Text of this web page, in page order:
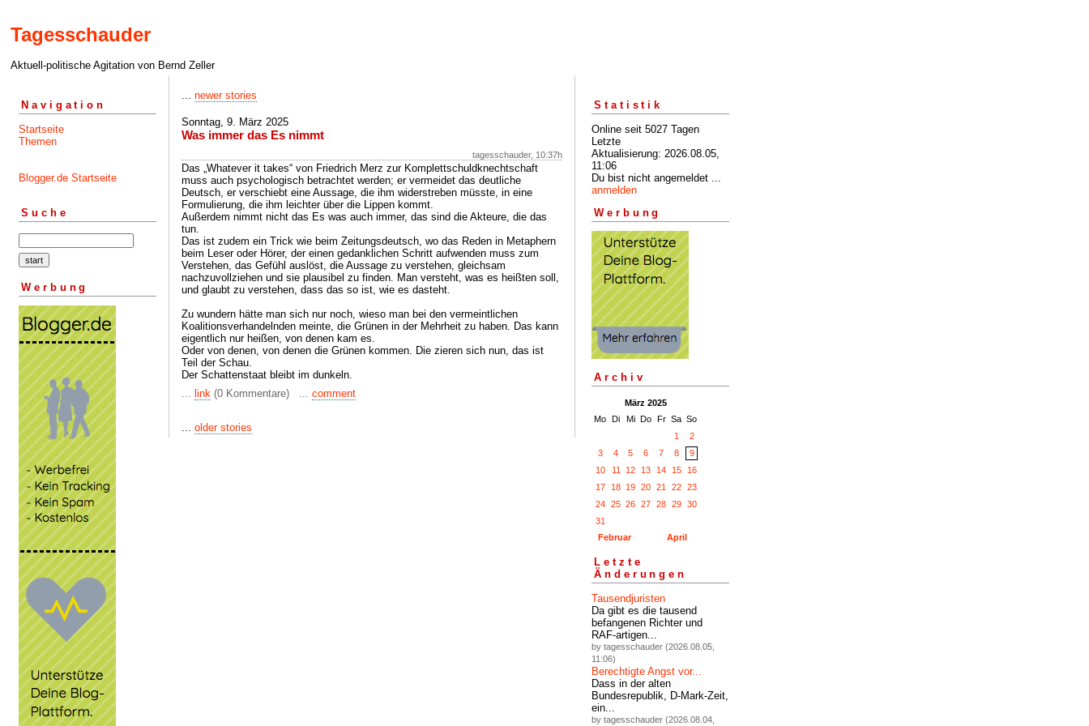
Tagesschauder
Aktuell-politische Agitation von Bernd Zeller
Navigation
Startseite
Themen
Blogger.de Startseite
Suche
Werbung
... newer stories
Sonntag, 9. März 2025
Was immer das Es nimmt
tagesschauder, 10:37h
Das „Whatever it takes“ von Friedrich Merz zur Komplettschuldknechtschaft
muss auch psychologisch betrachtet werden; er vermeidet das deutliche
Deutsch, er verschiebt eine Aussage, die ihm widerstreben müsste, in eine
Formulierung, die ihm leichter über die Lippen kommt.
Außerdem nimmt nicht das Es was auch immer, das sind die Akteure, die das
tun.
Das ist zudem ein Trick wie beim Zeitungsdeutsch, wo das Reden in Metaphern
beim Leser oder Hörer, der einen gedanklichen Schritt aufwenden muss zum
Verstehen, das Gefühl auslöst, die Aussage zu verstehen, gleichsam
nachzuvollziehen und sie plausibel zu finden. Man versteht, was es heißten soll,
und glaubt zu verstehen, dass das so ist, wie es dasteht.
Zu wundern hätte man sich nur noch, wieso man bei den vermeintlichen
Koalitionsverhandelnden meinte, die Grünen in der Mehrheit zu haben. Das kann
eigentlich nur heißen, von denen kam es.
Oder von denen, von denen die Grünen kommen. Die zieren sich nun, das ist
Teil der Schau.
Der Schattenstaat bleibt im dunkeln.
... link (0 Kommentare) ... comment
... older stories
Statistik
Online seit 5027 Tagen
Letzte
Aktualisierung: 2026.08.05,
11:06
Du bist nicht angemeldet ...
anmelden
Werbung
Archiv
März 2025
Mo Di Mi Do Fr Sa So
1
2
3
4 5 6 7 8
9
10
11 12 13 14 15
16
17
18 19 20 21 22
23
24
25 26 27 28 29
30
31
Februar
April
Letzte
Änderungen
Tausendjuristen
Da gibt es die tausend
befangenen Richter und
RAF-artigen...
by tagesschauder (2026.08.05,
11:06)
Berechtigte Angst vor...
Dass in der alten
Bundesrepublik, D-Mark-Zeit,
ein...
by tagesschauder (2026.08.04,